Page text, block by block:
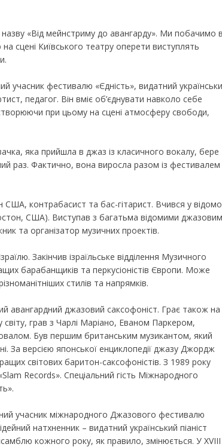
назву «Від мейнстриму до авангарду». Ми побачимо
сцені Київського театру оперети виступлять
учасник фестивалю «Єдність», видатний
педагог. Він вміє об’єднувати навколо себе
при цьому на сцені атмосферу свободи,
яка прийшла в джаз із класичного вокалу, бере
раз. Фактично, вона виросла разом із фестивалем
США, контрабасист та бас-гітарист. Вчився у
США). Виступав з багатьма відомими
та організатор музичних проектів.
Закінчив ізраїльське відділення Музичного
барабанщиків та перкусіоністів Європи. Може
стилів та напрямків.
авангардний джазовий саксофоніст. Грає також на
грав з Чарлі Маріано, Еваном Паркером,
Був першим британським музикантом, який
За версією японської енциклопедії джазу Джордж
світових баритон-саксофоністів. З 1989 року
Records». Спеціальний гість Міжнародного
учасник міжнародного Джазового фестивалю
натхненник – видатний український піаніст
кожного року, як правило, змінюється. У ХVIII